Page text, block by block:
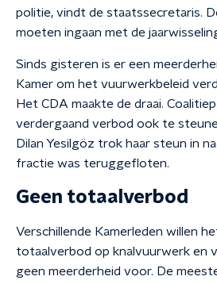
politie, vindt de staatssecretaris.
moeten ingaan met de
Sinds gisteren is er een
Kamer om het vuurwerkbeleid
Het CDA maakte de draai.
verdergaand verbod ook te
Dilan Yesilgöz trok haar steun in
fractie was teruggefloten.
Geen totaalverbod
Verschillende Kamerleden willen
totaalverbod op knalvuurwerk en
geen meerderheid voor. De